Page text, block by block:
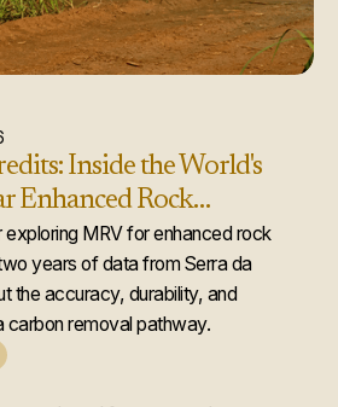
Inside the World's
Enhanced Rock
IssuanceMRV for enhanced rock
years of data from Serra da
the accuracy, durability, and
carbon removal pathway.